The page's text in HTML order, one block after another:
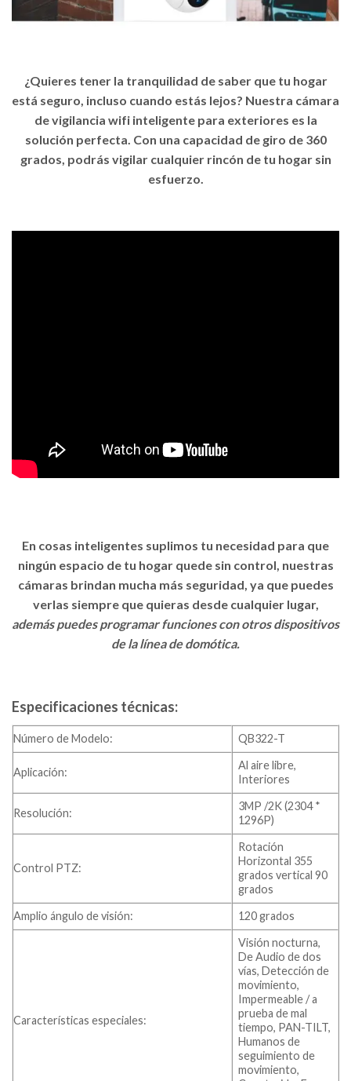
¿Quieres tener la tranquilidad de saber que tu hogar
está seguro, incluso cuando estás lejos? Nuestra cámara
de vigilancia wifiinteligente para exteriores es la
solución perfecta. Con una capacidad de giro de 360
grados, podrás vigilar cualquier rincón de tu hogar sin
esfuerzo.
En cosas inteligentes suplimos tu necesidad para que
ningún espacio de tu hogar quede sin control, nuestras
cámaras brindan mucha más seguridad, ya que puedes
verlas siempre que quieras desde cualquier lugar,
además puedes programar funciones con otros dispositivos
de la línea de domótica.
Especificaciones técnicas:
Número de Modelo: QB322-T
Aplicación:
Al aire libre,
Interiores
Resolución:
3MP /2K (2304 *
1296P)
Control PTZ:
Rotación
Horizontal 355
grados vertical 90
grados
Amplio ángulo de visión:
120 grados
Características especiales:
Visión nocturna,
De Audio de dos
vías, Detección de
movimiento,
Impermeable / a
prueba de mal
tiempo, PAN-TILT,
Humanos de
seguimiento de
movimiento,